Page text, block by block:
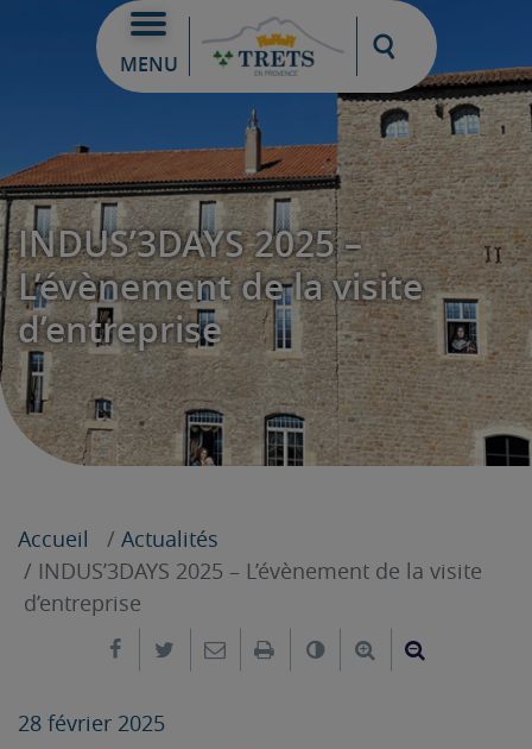
MENU
Moteur de
INDUS’3DAYS 2025 –
L’évènement de la visite
d’entreprise
Accueil
Actualités
INDUS’3DAYS 2025 – L’évènement de la visite
d’entreprise
Partager sur Facebook
Partager sur Twitter
Envoyer par e-mail
ImprimerChanger leAgrandir le
28 février 2025